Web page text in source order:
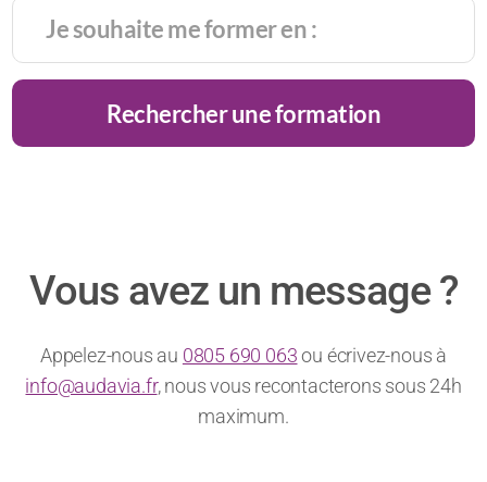
réussite
très
prisé
recruteurs
chiffre
!
:
rester
charismatique
?
alpha
Rechercher une formation
Vous avez un message ?
Appelez-nous au 0805 690 063ou écrivez-nous à
info@audavia.fr, nous vous recontacterons sous 24h
maximum.